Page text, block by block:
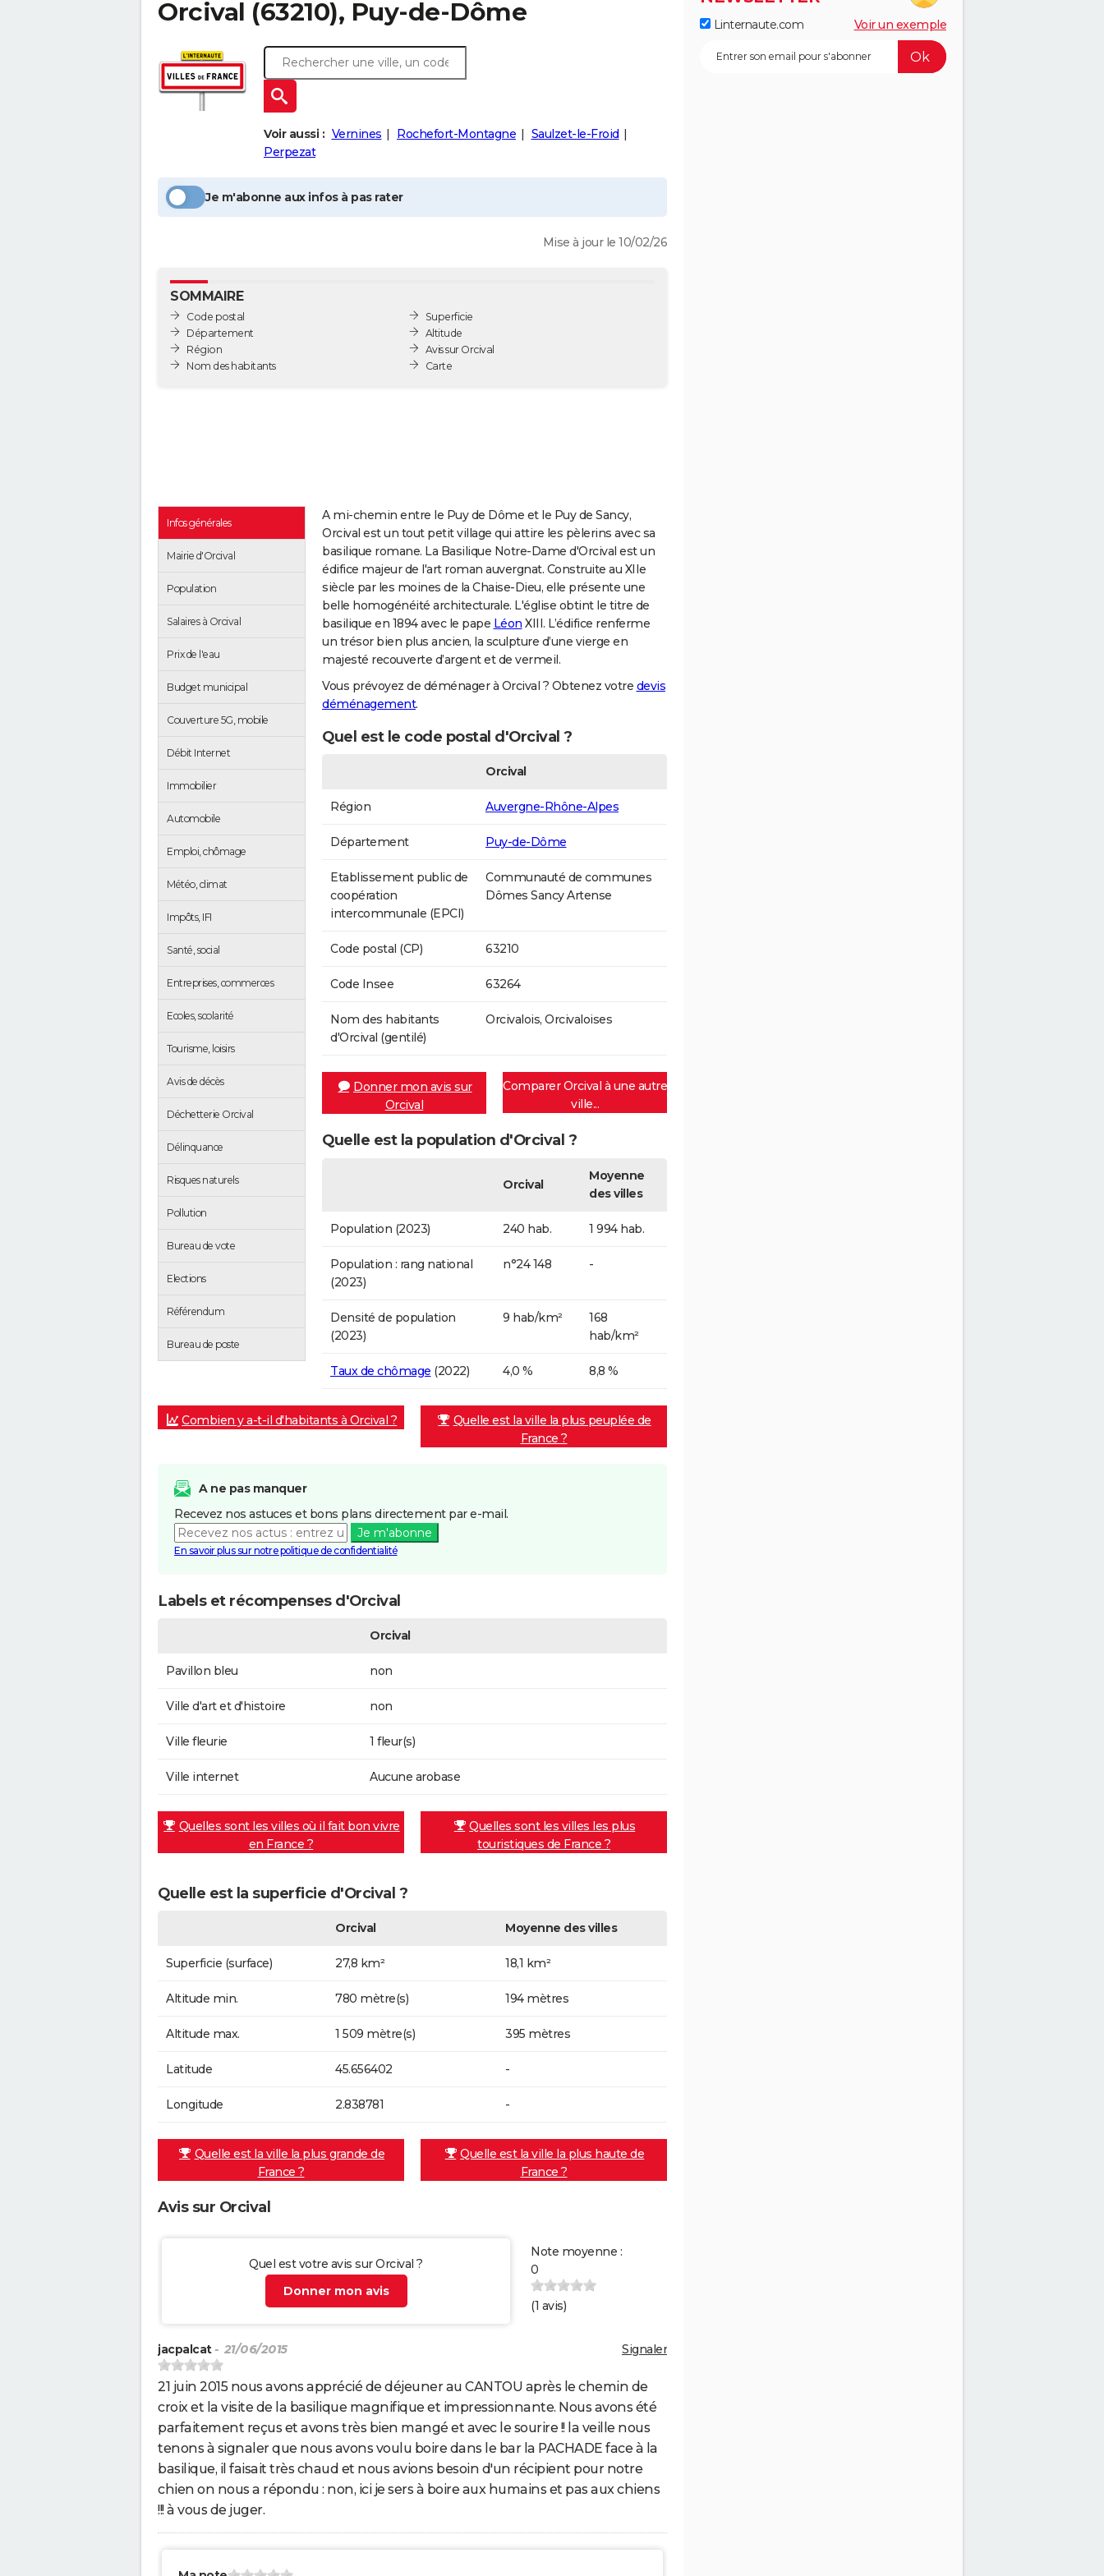
Orcival (63210), Puy-de-Dôme
Voir aussi : Vernines Rochefort-Montagne
Saulzet-le-Froid
Perpezat
Je m'abonne aux infos à pas rater
Mise à jour le 10/02/26
SOMMAIRE
Code postal
Département
Région
Nom des habitants
Superficie
Altitude
Avis sur Orcival
Carte
Infos générales
Mairie d'Orcival
Population
Salaires à Orcival
Prix de l'eau
Budget municipal
Couverture 5G, mobile
Débit Internet
Immobilier
Automobile
Emploi, chômage
Météo, climat
Impôts, IFI
Santé, social
Entreprises, commerces
Ecoles, scolarité
Tourisme, loisirs
Avis de décès
Déchetterie Orcival
Délinquance
Risques naturels
Pollution
Bureau de vote
Elections
Référendum
Bureau de poste
A mi-chemin entre le Puy de Dôme et le Puy de Sancy,
Orcival est un tout petit village qui attire les pèlerins avec sa
basilique romane. La Basilique Notre-Dame d'Orcival est un
édifice majeur de l'art roman auvergnat. Construite au XIIe
siècle par les moines de la Chaise-Dieu, elle présente une
belle homogénéité architecturale. L'église obtint le titre de
basilique en 1894 avec le pape Léon XIII. L’édifice renferme
un trésor bien plus ancien, la sculpture d’une vierge en
majesté recouverte d’argent et de vermeil.
Vous prévoyez de déménager à Orcival ? Obtenez votre devis
déménagement.
Quel est le code postal d'Orcival ?
Orcival
Région Auvergne-Rhône-Alpes
Département Puy-de-Dôme
Etablissement public de
coopération
intercommunale (EPCI)
Communauté de communes
Dômes Sancy Artense
Code postal (CP) 63210
Code Insee 63264
Nom des habitants
d'Orcival (gentilé)
Orcivalois, Orcivaloises
Donner mon avis sur
Orcival
Comparer Orcival à une autre
ville...
Quelle est la population d'Orcival ?
Orcival
Moyenne
des villes
Population (2023) 240 hab. 1 994 hab.
Population : rang national
(2023)
n°24 148 -
Densité de population
(2023)
9 hab/km²
168
hab/km²
Taux de chômage (2022) 4,0 % 8,8 %
Combien y a-t-il d'habitants à Orcival ?
Quelle est la ville la plus peuplée de
France ?
A ne pas manquer
Recevez nos astuces et bons plans directement par e-mail.
Je m'abonne
En savoir plus sur notre politique de confidentialité
Labels et récompenses d'Orcival
Orcival
Pavillon bleu non
Ville d'art et d'histoire non
Ville fleurie 1 fleur(s)
Ville internet Aucune arobase
Quelles sont les villes où il fait bon vivre
en France ?
Quelles sont les villes les plus
touristiques de France ?
Quelle est la superficie d'Orcival ?
Orcival Moyenne des villes
Superficie (surface) 27,8 km² 18,1 km²
Altitude min. 780 mètre(s) 194 mètres
Altitude max. 1 509 mètre(s) 395 mètres
Latitude 45.656402 -
Longitude 2.838781 -
Quelle est la ville la plus grande de
France ?
Quelle est la ville la plus haute de
France ?
Avis sur Orcival
Quel est votre avis sur Orcival ?
Donner mon avis
Note moyenne :
0
(1 avis)
Signaler
jacpalcat- 21/06/2015
21 juin 2015 nous avons apprécié de déjeuner au CANTOU après le chemin de
croix et la visite de la basilique magnifique et impressionnante. Nous avons été
parfaitement reçus et avons très bien mangé et avec le sourire !! la veille nous
tenons à signaler que nous avons voulu boire dans le bar la PACHADE face à la
basilique, il faisait très chaud et nous avions besoin d'un récipient pour notre
chien on nous a répondu : non, ici je sers à boire aux humains et pas aux chiens
!!! à vous de juger.
Linternaute.com Voir un exemple